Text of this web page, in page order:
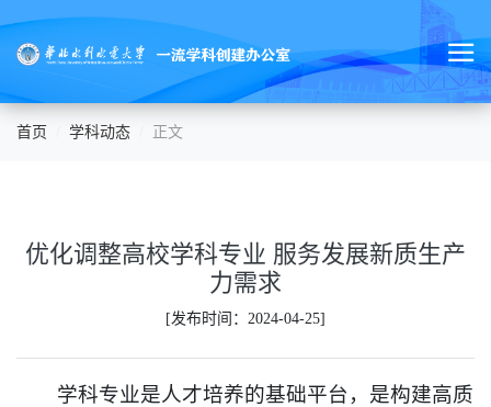
首页 学科动态 正文
优化调整高校学科专业 服务发展新质生产
力需求
[发布时间：2024-04-25]
学科专业是人才培养的基础平台，是构建高质